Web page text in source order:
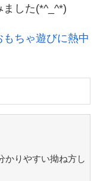
した(*^_^*)
もちゃ遊びに熱中
かりやすい拗ね方し